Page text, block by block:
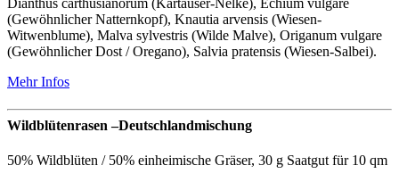
(Gewöhnlicher Natternkopf), Knautia arvensis (Wiesen-
Witwenblume), Malva sylvestris (Wilde Malve), Origanum vulgare
(Gewöhnlicher Dost / Oregano), Salvia pratensis (Wiesen-Salbei).
Mehr Infos
Wildblütenrasen –Deutschlandmischung
50% Wildblüten / 50% einheimische Gräser, 30 g Saatgut für 10 qm